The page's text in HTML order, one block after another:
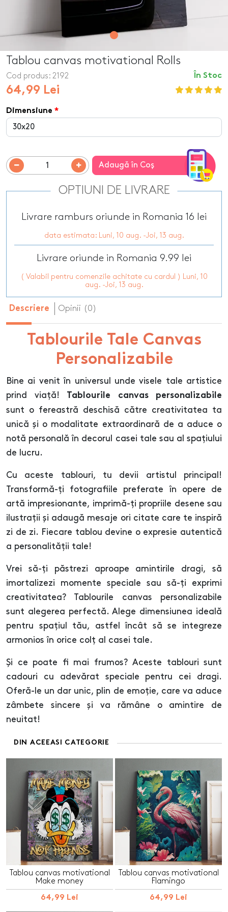
Tablou canvas motivational Rolls
În Stoc
Cod produs: 2192
64,99 Lei
Dimensiune
Adaugă în Coş
OPTIUNI DE LIVRARE
Livrare ramburs oriunde in Romania 16 lei
data estimata: Luni, 10 aug. -Joi, 13 aug.
Livrare oriunde in Romania 9.99 lei
( Valabil pentru comenzile achitate cu cardul ) Luni, 10
aug. -Joi, 13 aug.
Descriere Opinii (0)
Tablourile Tale Canvas
Personalizabile
Bine ai venit în universul unde visele tale artistice
prind viață!
Tablourile canvas personalizabile
sunt o fereastră deschisă către creativitatea ta
unică și o modalitate extraordinară de a aduce o
notă personală în decorul casei tale sau al spațiului
de lucru.
Cu aceste tablouri, tu devii artistul principal!
Transformă-ți fotografiile preferate în opere de
artă impresionante, imprimă-ți propriile desene sau
ilustrații și adaugă mesaje ori citate care te inspiră
zi de zi. Fiecare tablou devine o expresie autentică
a personalității tale!
Vrei să-ți păstrezi aproape amintirile dragi, să
imortalizezi momente speciale sau să-ți exprimi
creativitatea? Tablourile canvas personalizabile
sunt alegerea perfectă. Alege dimensiunea ideală
pentru spațiul tău, astfel încât să se integreze
armonios în orice colț al casei tale.
Și ce poate fi mai frumos? Aceste tablouri sunt
cadouri cu adevărat speciale pentru cei dragi.
Oferă-le un dar unic, plin de emoție, care va aduce
zâmbete sincere și va rămâne o amintire de
neuitat!
DIN ACEEASI CATEGORIE
Tablou canvas motivational
Make money
64,99 Lei
Tablou canvas motivational
Flamingo
64,99 Lei